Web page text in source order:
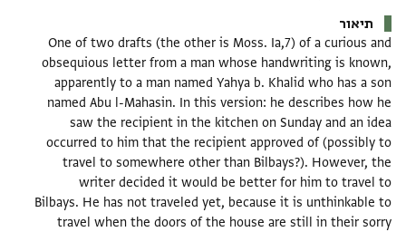
תיאור
One of two drafts (the other is Moss. Ia,7) of a curious and
obsequious letter from a man whose handwriting is known,
apparently to a man named Yahya b. Khalid who has a son
named Abu l-Mahasin. In this version: he describes how he
saw the recipient in the kitchen on Sunday and an idea
occurred to him that the recipient approved of (possibly to
travel to somewhere other than Bilbays?). However, the
writer decided it would be better for him to travel to
Bilbays. He has not traveled yet, because it is unthinkable to
travel when the doors of the house are still in their sorry